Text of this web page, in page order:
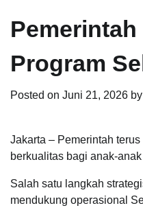
Program
Posted on Juni 21, 2026 by
Jakarta – Pemerintah
berkualitas bagi anak-
Salah satu langkah
mendukung operasional